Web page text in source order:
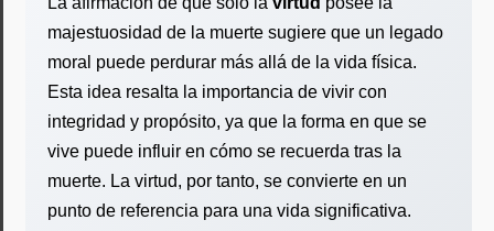
majestuosidad de la muerte sugiere que un legado
moral puede perdurar más allá de la vida física.
Esta idea resalta la importancia de vivir con
integridad y propósito, ya que la forma en que se
vive puede influir en cómo se recuerda tras la
muerte. La virtud, por tanto, se convierte en un
punto de referencia para una vida significativa.